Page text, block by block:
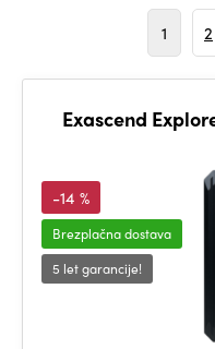
1 2
Exascend
-14 %
Brezplačna dostava
5 let garancije!